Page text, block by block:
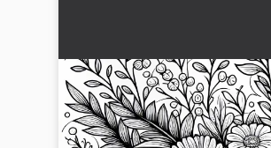
Bed med astere og
for høstin blomster gratis
Få dette gratis fargeleggingsbildet